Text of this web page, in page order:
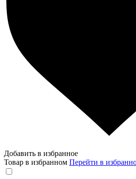
Добавить в избранное
Товар в избранном Перейти в